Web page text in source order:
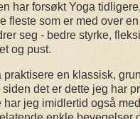
har forsøkt Yoga
fleste som er med over
seg - bedre styrke,
og pust.
praktisere en klassisk,
det er dette jeg har
har jeg imidlertid også